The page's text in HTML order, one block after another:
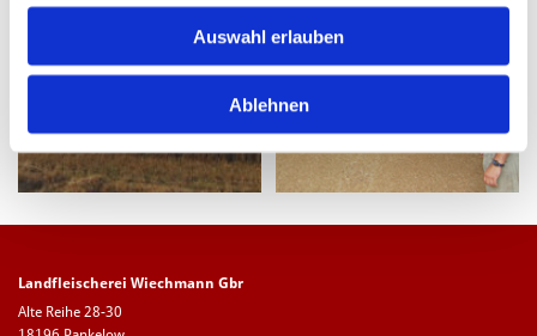
Auswahl erlauben
Ablehnen
Landfleischerei Wiechmann Gbr
Alte Reihe 28-30